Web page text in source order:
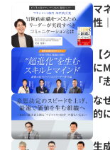
マ
性
に
産
な
的
生